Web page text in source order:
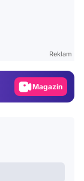
Reklam
Magazin